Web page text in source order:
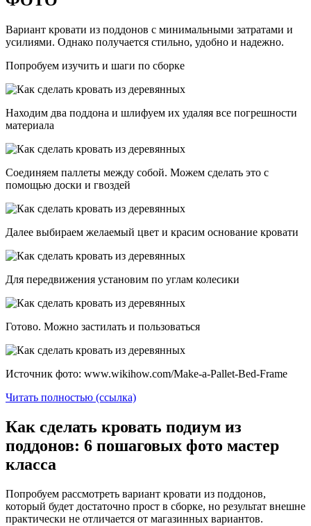
Вариант кровати из поддонов с минимальными затратами и
усилиями. Однако получается стильно, удобно и надежно.
Попробуем изучить и шаги по сборке
Находим два поддона и шлифуем их удаляя все погрешности
материала
Соединяем паллеты между собой. Можем сделать это с
помощью доски и гвоздей
Далее выбираем желаемый цвет и красим основание кровати
Для передвижения установим по углам колесики
Готово. Можно застилать и пользоваться
Источник фото: www.wikihow.com/Make-a-Pallet-Bed-Frame
Читать полностью (ссылка)
Как сделать кровать подиум из
поддонов: 6 пошаговых фото мастер
класса
Попробуем рассмотреть вариант кровати из поддонов,
который будет достаточно прост в сборке, но результат внешне
практически не отличается от магазинных вариантов.